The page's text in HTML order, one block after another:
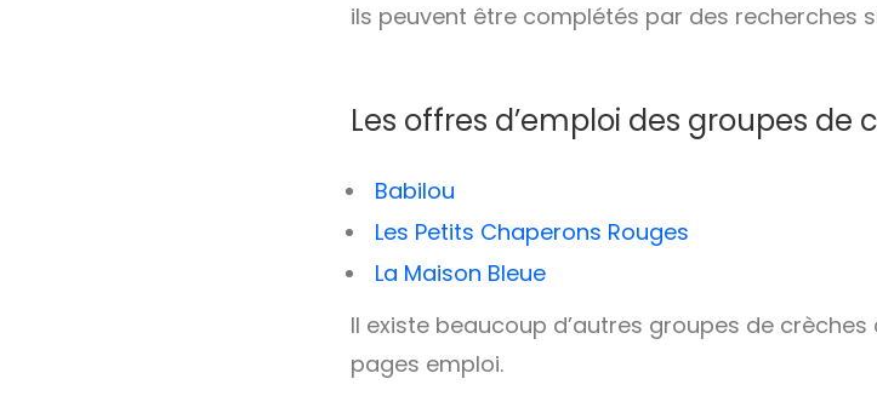
ils peuvent être complétés par des recherches
Les offres d’emploi des groupes
Babilou
Les Petits Chaperons Rouges
La Maison Bleue
Il existe beaucoup d’autres groupes de
pages emploi.